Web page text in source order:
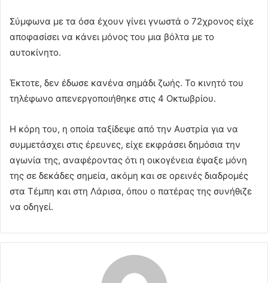
Σύμφωνα με τα όσα έχουν γίνει γνωστά ο 72χρονος είχε
αποφασίσει να κάνει μόνος του μια βόλτα με το
αυτοκίνητο.
Έκτοτε, δεν έδωσε κανένα σημάδι ζωής. Το κινητό του
τηλέφωνο απενεργοποιήθηκε στις 4 Οκτωβρίου.
Η κόρη του, η οποία ταξίδεψε από την Αυστρία για να
συμμετάσχει στις έρευνες, είχε εκφράσει δημόσια την
αγωνία της, αναφέροντας ότι η οικογένεια έψαξε μόνη
της σε δεκάδες σημεία, ακόμη και σε ορεινές διαδρομές
στα Τέμπη και στη Λάρισα, όπου ο πατέρας της συνήθιζε
να οδηγεί.